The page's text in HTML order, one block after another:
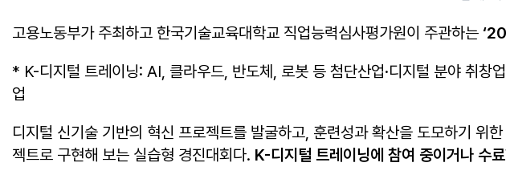
고용노동부가 주최하고 한국기술교육대학교 직업능력심사평가원이 주관하는
* K-디지털 트레이닝: AI, 클라우드, 반도체, 로봇 등 첨단산업·디지털 분야 취창
업
디지털 신기술 기반의 혁신 프로젝트를 발굴하고, 훈련성과 확산을 도모하기 위
젝트로 구현해 보는 실습형 경진대회다. K-디지털 트레이닝에 참여 중이거나 수